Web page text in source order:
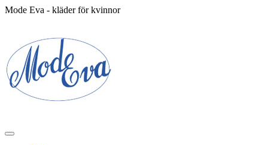
Mode Eva - kläder för kvinnor